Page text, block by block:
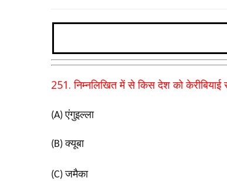
251.निम्नलिखित में से किस देश को केरीबियाई
(A)एंगुइल्ला
(B)क्यूबा
(C)जमैका